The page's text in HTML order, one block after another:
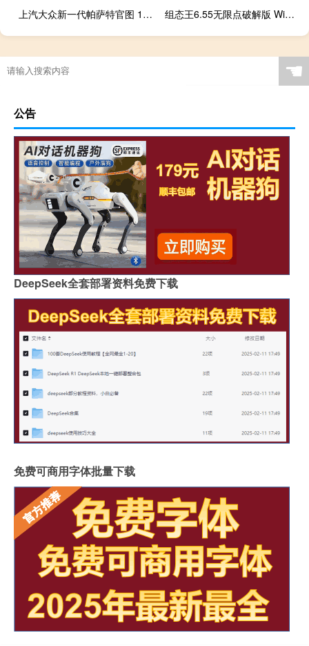
上汽大众新一代帕萨特官图 10月31日上市 组态王6.55无限点破解版 Win10免费版（组态王6.55无限点破解版 Win10免费版功能简介）
☚
公告
DeepSeek全套部署资料免费下载
免费可商用字体批量下载